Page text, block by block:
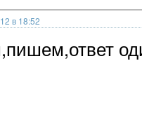
в 18:52